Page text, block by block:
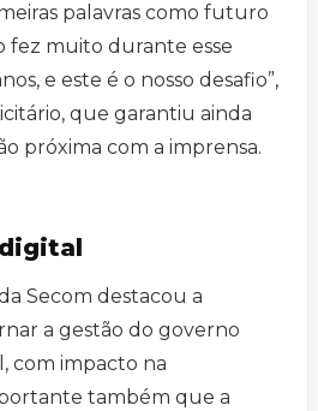
palavras como futuro
fez muito durante esse
e este é o nosso desafio”,
que garantiu ainda
próxima com a imprensa.
Secom destacou a
a gestão do governo
com impacto na
também que a